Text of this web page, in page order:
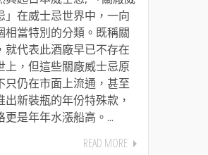
」在威士忌世界中，一向
相當特別的分類。既稱關
就代表此酒廠早已不存在
上，但這些關廠威士忌原
只仍在市面上流通，甚至
出新裝瓶的年份特殊款，
更是年年水漲船高。...
READ MORE